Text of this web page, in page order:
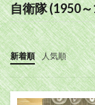
自衛隊 (1950
新着順 人気順